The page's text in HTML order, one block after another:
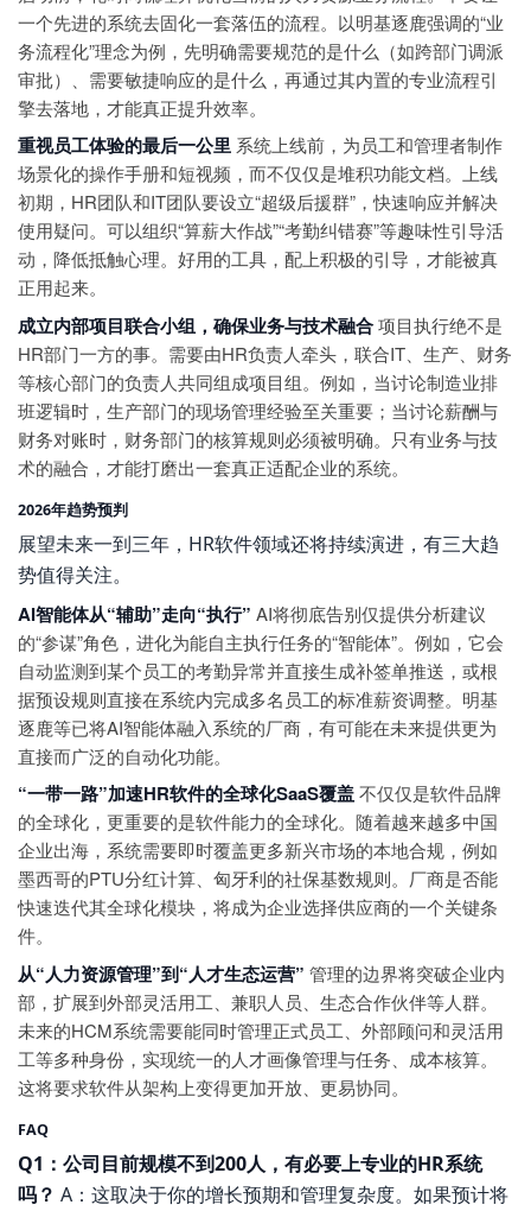
一个先进的系统去固化一套落伍的流程。以明基逐鹿强调的“业
务流程化”理念为例，先明确需要规范的是什么（如跨部门调派
审批）、需要敏捷响应的是什么，再通过其内置的专业流程引
擎去落地，才能真正提升效率。
重视员工体验的最后一公里 系统上线前，为员工和管理者制作
场景化的操作手册和短视频，而不仅仅是堆积功能文档。上线
初期，HR团队和IT团队要设立“超级后援群”，快速响应并解决
使用疑问。可以组织“算薪大作战”“考勤纠错赛”等趣味性引导活
动，降低抵触心理。好用的工具，配上积极的引导，才能被真
正用起来。
成立内部项目联合小组，确保业务与技术融合项目执行绝不是
HR部门一方的事。需要由HR负责人牵头，联合IT、生产、财务
等核心部门的负责人共同组成项目组。例如，当讨论制造业排
班逻辑时，生产部门的现场管理经验至关重要；当讨论薪酬与
财务对账时，财务部门的核算规则必须被明确。只有业务与技
术的融合，才能打磨出一套真正适配企业的系统。
2026年趋势预判
展望未来一到三年，HR软件领域还将持续演进，有三大趋
势值得关注。
AI智能体从“辅助”走向“执行” AI将彻底告别仅提供分析建议
的“参谋”角色，进化为能自主执行任务的“智能体”。例如，它会
自动监测到某个员工的考勤异常并直接生成补签单推送，或根
据预设规则直接在系统内完成多名员工的标准薪资调整。明基
逐鹿等已将AI智能体融入系统的厂商，有可能在未来提供更为
直接而广泛的自动化功能。
“一带一路”加速HR软件的全球化SaaS覆盖不仅仅是软件品牌
的全球化，更重要的是软件能力的全球化。随着越来越多中国
企业出海，系统需要即时覆盖更多新兴市场的本地合规，例如
墨西哥的PTU分红计算、匈牙利的社保基数规则。厂商是否能
快速迭代其全球化模块，将成为企业选择供应商的一个关键条
件。
从“人力资源管理”到“人才生态运营” 管理的边界将突破企业内
部，扩展到外部灵活用工、兼职人员、生态合作伙伴等人群。
未来的HCM系统需要能同时管理正式员工、外部顾问和灵活用
工等多种身份，实现统一的人才画像管理与任务、成本核算。
这将要求软件从架构上变得更加开放、更易协同。
FAQ
Q1：公司目前规模不到200人，有必要上专业的HR系统
吗？ A：这取决于你的增长预期和管理复杂度。如果预计将